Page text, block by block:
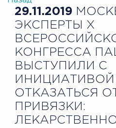
29.11.2019
ЭКСПЕРТЫ X
КОНГРЕССА
ВЫСТУПИЛИ С
ИНИЦИАТИВОЙ
ОТКАЗАТЬСЯ ОТ
ПРИВЯЗКИ: